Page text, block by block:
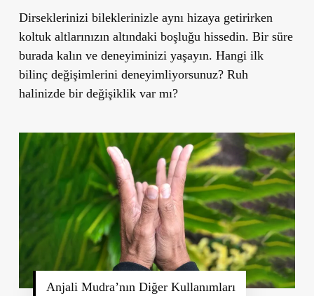
Dirseklerinizi bileklerinizle aynı hizaya getirirken
koltuk altlarınızın altındaki boşluğu hissedin. Bir süre
burada kalın ve deneyiminizi yaşayın. Hangi ilk
bilinç değişimlerini deneyimliyorsunuz? Ruh
halinizde bir değişiklik var mı?
Anjali Mudra’nın Diğer Kullanımları